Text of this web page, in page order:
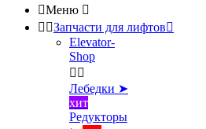
Меню 
 Запчасти для лифтов
Elevator-
Shop
 
Лебедки ➤
хит
Редукторы